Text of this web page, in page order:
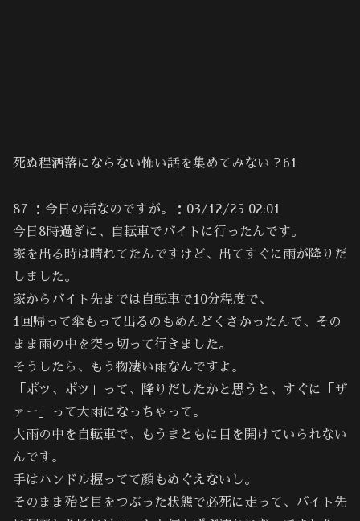
死ぬ程洒落にならない怖い話を集めてみない？61
87 ：今日の話なのですが。：03/12/25 02:01
今日8時過ぎに、自転車でバイトに行ったんです。
家を出る時は晴れてたんですけど、出てすぐに雨が降りだ
しました。
家からバイト先までは自転車で10分程度で、
1回帰って傘もって出るのもめんどくさかったんで、その
まま雨の中を突っ切って行きました。
そうしたら、もう物凄い雨なんですよ。
「ポツ、ポツ」って、降りだしたかと思うと、すぐに「ザ
ァー」って大雨になっちゃって。
大雨の中を自転車で、もうまともに目を開けていられない
んです。
手はハンドル握ってて顔もぬぐえないし。
そのまま殆ど目をつぶった状態で必死に走って、バイト先